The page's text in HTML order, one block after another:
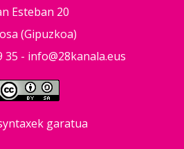
Esteban 20
(Gipuzkoa)
35 - info@28kanala.eus
garatua